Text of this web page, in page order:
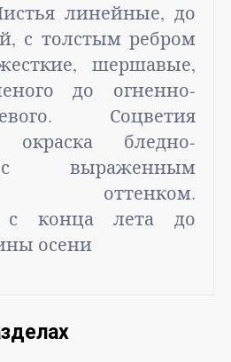
линейные, до
с толстым ребром
шершавые,
до огненно-
Соцветия
окраска бледно-
выраженным
оттенком.
с конца лета до
осени